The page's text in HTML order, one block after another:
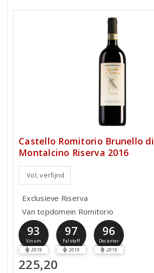
Castello Romitorio Brunello di
Montalcino Riserva 2016
Vol, verfijnd
Exclusieve Riserva
Van topdomein Romitorio
93
Vinum
2019
97
Falstaff
2019
96
Decanter
2019
225,20